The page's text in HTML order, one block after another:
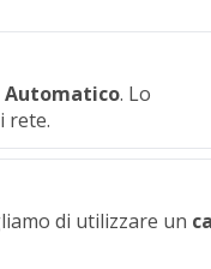
Automatico. Lo
rete.
di utilizzare un